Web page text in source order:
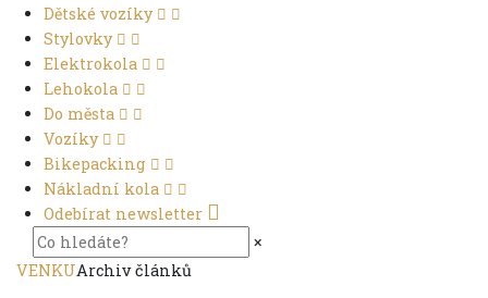
Dětské vozíky
Stylovky
Elektrokola
Lehokola
Do města
Vozíky
Bikepacking
Nákladní kola
Odebírat newsletter
×
VENKUArchiv článků